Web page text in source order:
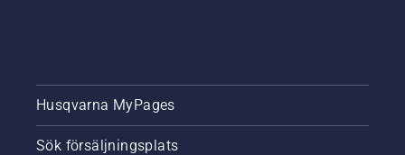
Husqvarna MyPages
Sök försäljningsplats